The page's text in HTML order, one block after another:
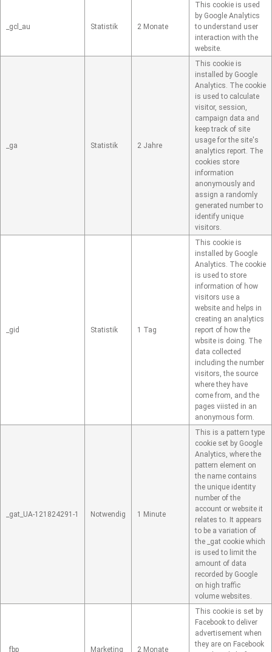
_gcl_au Statistik 2 Monate
This cookie is used
by Google Analytics
to understand user
interaction with the
website.
_ga Statistik 2 Jahre
This cookie is
installed by Google
Analytics. The cookie
is used to calculate
visitor, session,
campaign data and
keep track of site
usage for the site's
analytics report. The
cookies store
information
anonymously and
assign a randomly
generated number to
identify unique
visitors.
_gid Statistik 1 Tag
This cookie is
installed by Google
Analytics. The cookie
is used to store
information of how
visitors use a
website and helps in
creating an analytics
report of how the
wbsite is doing. The
data collected
including the number
visitors, the source
where they have
come from, and the
pages viisted in an
anonymous form.
_gat_UA-121824291-1 Notwendig 1 Minute
This is a pattern type
cookie set by Google
Analytics, where the
pattern element on
the name contains
the unique identity
number of the
account or website it
relates to. It appears
to be a variation of
the _gat cookie which
is used to limit the
amount of data
recorded by Google
on high traffic
volume websites.
_fbp Marketing 2 Monate
This cookie is set by
Facebook to deliver
advertisement when
they are on Facebook